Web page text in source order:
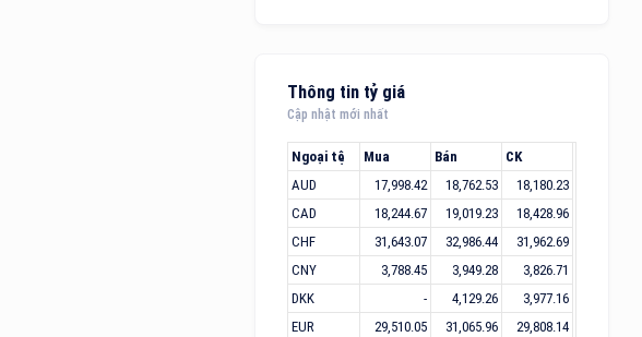
Thông tin tỷ giá
Cập nhật mới nhất
Ngoại tệ Mua Bán
CK
AUD
17,998.42 18,762.53
18,180.23
CAD
18,244.67 19,019.23
18,428.96
CHF
31,643.07 32,986.44
31,962.69
CNY
3,788.45 3,949.28
3,826.71
DKK
- 4,129.26
3,977.16
EUR
29,510.05 31,065.96
29,808.14